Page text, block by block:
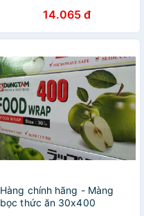
14.065 đ
Hàng chính hãng - Màng
bọc thức ăn 30x400